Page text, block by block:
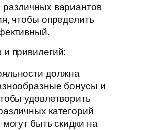
различных вариантов
чтобы определить
привилегий:
должна
бонусы и
удовлетворить
категорий
быть скидки на